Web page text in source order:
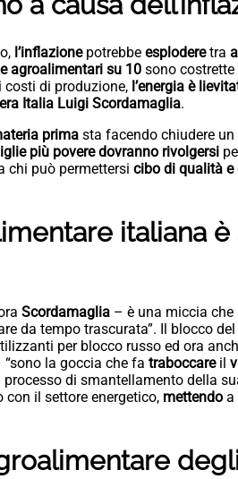
l’inflazionepotrebbe esploderetra
agroalimentari su 10 sono costrette
di produzione, l’energia è
Italia Luigi Scordamaglia.
prima sta facendo chiudere un
più povere dovranno rivolgersi
chi può permettersi cibo di qualità e
italiana è
Scordamaglia – è una miccia
da tempo trascurata”. Il blocco del
per blocco russo ed ora
la goccia che fa traboccareil
di smantellamento della
con il settore energetico, mettendo a